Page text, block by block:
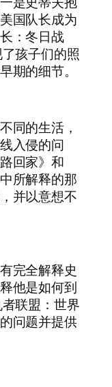
国队长成为
：冬日战
孩子们的照
期的细节。
同的生活，
入侵的问
回家》和
所解释的那
并以意想不
完全解释史
他是如何到
联盟：世界
问题并提供